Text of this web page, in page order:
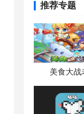
推荐专题
美食大战